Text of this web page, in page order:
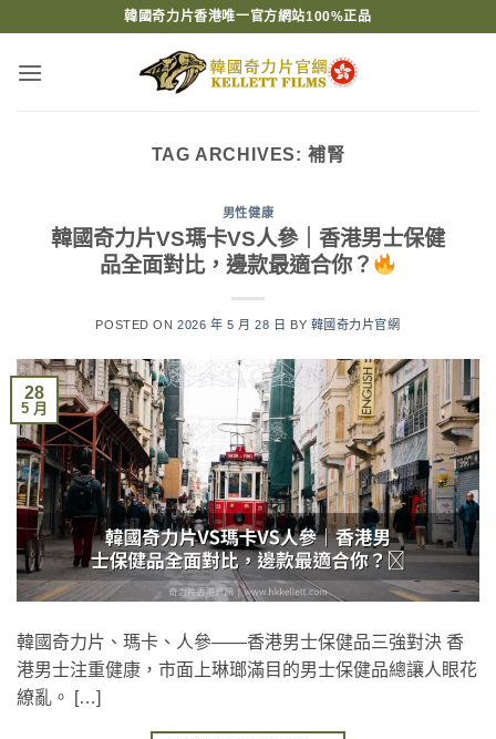
content
韓國奇力片香港唯一官方網站100%正品
TAG ARCHIVES: 補腎
男性健康
韓國奇力片VS瑪卡VS人參｜香港男士保健
品全面對比，邊款最適合你？
POSTED ON2026 年 5 月 28 日 BY 韓國奇力片官網
28
5 月
韓國奇力片、瑪卡、人參——香港男士保健品三強對決 香
港男士注重健康，市面上琳瑯滿目的男士保健品總讓人眼花
繚亂。 […]